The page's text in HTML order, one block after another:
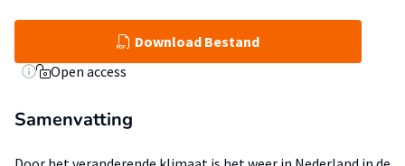
Download Bestand
Open access
Samenvatting